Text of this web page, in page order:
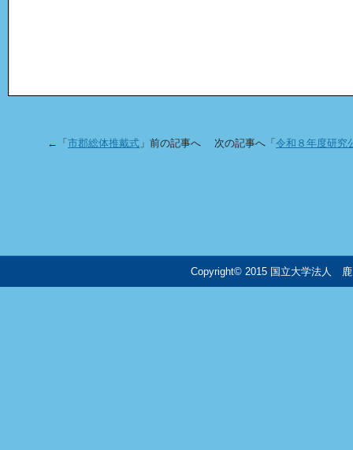
←「 市郡総体推戴式 」前の記事へ 次の記事へ「 令和８年度研究
Copyright© 2015 国立大学法人 鹿